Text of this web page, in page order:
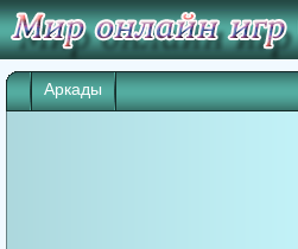
Аркады